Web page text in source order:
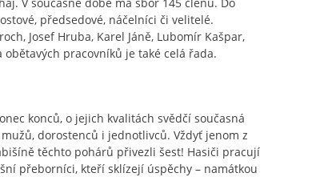
předsedové, náčelníci či velitelé.
Josef Hruba, Karel Jáně, Lubomír Kašpar,
obětavých pracovníků je také celá řada.
konců, o jejich kvalitách svědčí současná
dorostenců i jednotlivců. Vždyť jenom z
těchto pohárů přivezli šest! Hasiči pracují
přeborníci, kteří sklízejí úspěchy – namátkou